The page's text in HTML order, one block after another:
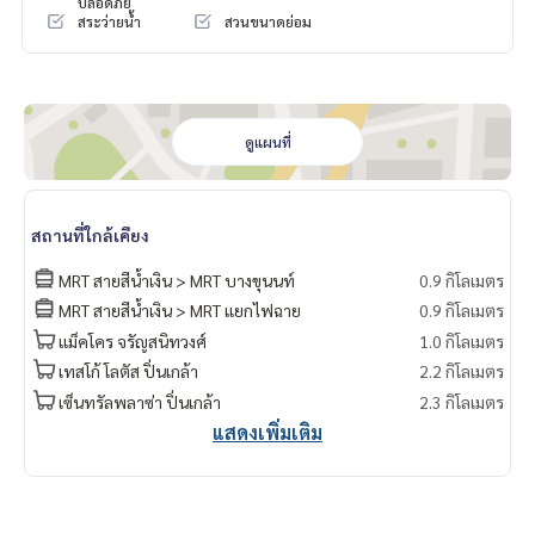
สระว่ายน้ำ
สวนขนาดย่อม
ดูแผนที่
สถานที่ใกล้เคียง
MRT สายสีน้ำเงิน > MRT บางขุนนท์
0.9 กิโลเมตร
MRT สายสีน้ำเงิน > MRT แยกไฟฉาย
0.9 กิโลเมตร
แม็คโคร จรัญสนิทวงศ์
1.0 กิโลเมตร
เทสโก้ โลตัส ปิ่นเกล้า
2.2 กิโลเมตร
เซ็นทรัลพลาซ่า ปิ่นเกล้า
2.3 กิโลเมตร
แสดงเพิ่มเติม